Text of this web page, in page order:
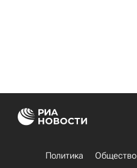
Политика Общество